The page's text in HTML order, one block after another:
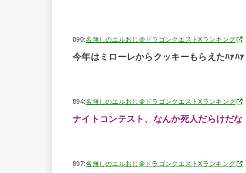
890:名無しのエルおじ＠ドラゴンクエストXランキング
今年はミローレからクッキーもらえたﾊｧﾊｧ
894:名無しのエルおじ＠ドラゴンクエストXランキング
ナイトコンテスト、なんか死人だらけだな
897:名無しのエルおじ＠ドラゴンクエストXランキング